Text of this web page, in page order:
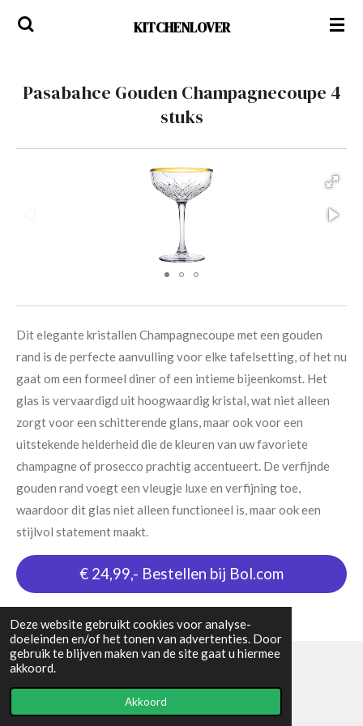
Deze website gebruikt cookies voor analyse-
doeleinden en/of het tonen van advertenties. Door
gebruik te blijven maken van de site gaat u hiermee
akkoord.
Akkoord
Ga
KITCHENLOVER
Pasabahce Gouden Champagnecoupe 4
stuks
Dit elegante kristallen Champagnecoupe met een gouden
rand is de perfecte aanvulling voor elke tafelsetting, of het nu
gaat om een formeel diner of een intieme bijeenkomst. Het
glas is vervaardigd uit hoogwaardig kristal, wat niet alleen
zorgt voor een schitterende glans, maar ook voor een
uitstekende helderheid die de kleuren van uw favoriete
champagne of prosecco prachtig accentueert. De verfijnde
gouden rand voegt een vleugje luxe en verfijning toe,
waardoor dit glas niet alleen functioneel is, maar ook een
stijlvol statement maakt.
€ 24,99,- Bestellen bij Bol.com